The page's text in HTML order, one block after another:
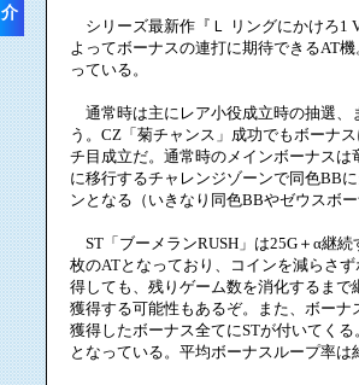
介
シリーズ最新作『Ｌ リングにかけろ1
よってボーナスの連打に期待できるAT
っている。
通常時は主にレア小役成立時の抽選、
う。CZ「菊チャンス」成功でもボーナ
チ目成立だ。通常時のメインボーナス
に移行するチャレンジゾーンで同色BB
ンとなる（いきなり同色BBやゼウスボ
ST「ブーメランRUSH」は25G＋α継
枚のATとなっており、コインを減らさ
得しても、残りゲーム数を消化するま
獲得する可能性もあるぞ。また、ボーナ
獲得したボーナス全てにSTが付いてく
となっている。平均ボーナスループ率は